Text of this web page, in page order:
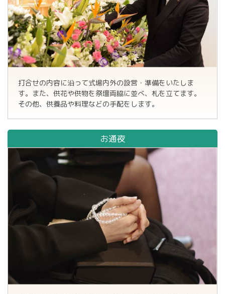
打合せの内容に沿って式場内外の設営・準備をいたしま
す。また、供花や供物を祭壇両脇に並べ、札を立てます。
その他、供養品や料理などの手配をします。
お通夜